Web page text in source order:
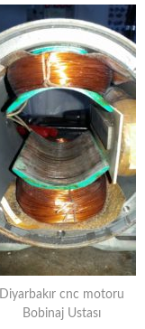
Diyarbakır cnc motoru
Bobinaj Ustası